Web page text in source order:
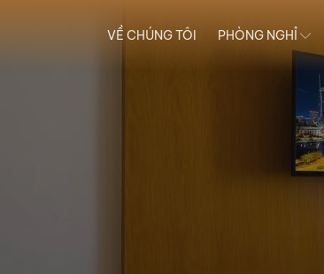
VỀ CHÚNG TÔI PHÒNG NGHỈ